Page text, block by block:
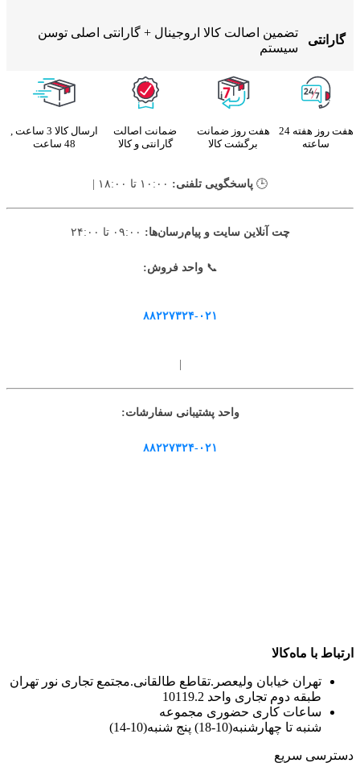
گارانتی
تضمین اصالت کالا اروجینال + گارانتی اصلی توسن
سیستم
هفت روز هفته 24
ساعته
هفت روز ضمانت
برگشت کالا
ضمانت اصالت
گارانتی و کالا
ارسال کالا 3 ساعت ,
48 ساعت
🕒 پاسخگویی تلفنی:
چت آنلاین سایت و پیام‌رسان‌ها:
📞واحد فروش:
۸۸۲۲۷۳۲۴-۰۲۱
|
واحد پشتیبانی سفارشات:
۸۸۲۲۷۳۲۴-۰۲۱
ارتباط با ماه‌کالا
تهران خیابان ولیعصر.تقاطع طالقانی.مجتمع تجاری نور تهران
طبقه دوم تجاری واحد 10119.2
ساعات کاری حضوری مجموعه
شنبه تا چهارشنبه(10-18) پنج شنبه(10-14)
دسترسی سریع